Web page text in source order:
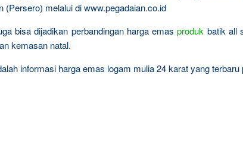
(Persero) melalui di www.pegadaian.co.id
bisa dijadikan perbandingan harga emasproduk batik all
kemasan natal.
informasi harga emas logam mulia 24 karat yang terbaru